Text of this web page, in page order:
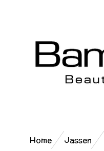
Home Jassen